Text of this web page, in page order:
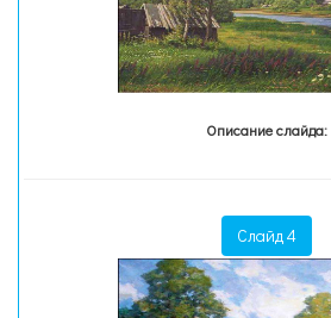
Описание слайда:
Слайд 4